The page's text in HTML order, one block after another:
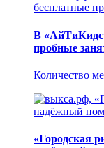
В
пробные
Количество
«Городская